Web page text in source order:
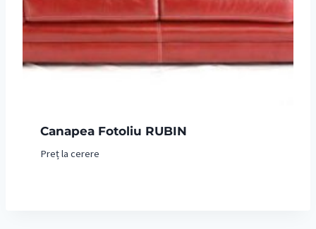
Canapea Fotoliu RUBIN
Preț la cerere